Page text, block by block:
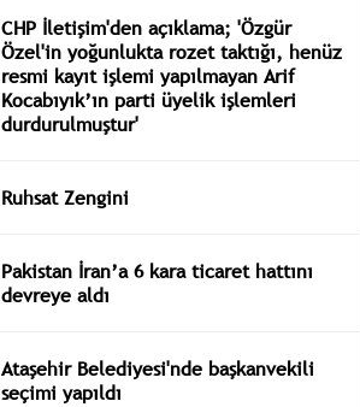
CHP İletişim'den açıklama; 'Özgür
Özel'in yoğunlukta rozet taktığı, henüz
resmi kayıt işlemi yapılmayan Arif
Kocabıyık’ın parti üyelik işlemleri
durdurulmuştur'
Ruhsat Zengini
Pakistan İran’a 6 kara ticaret hattını
devreye aldı
Ataşehir Belediyesi'nde başkanvekili
seçimi yapıldı